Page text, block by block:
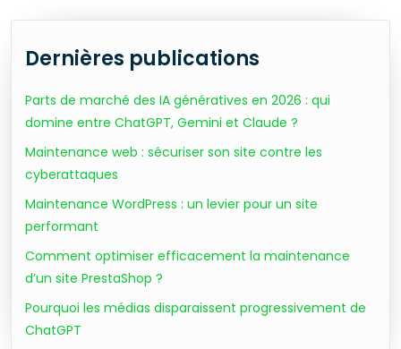
Dernières publications
Parts de marché des IA génératives en 2026 : qui
domine entre ChatGPT, Gemini et Claude ?
Maintenance web : sécuriser son site contre les
cyberattaques
Maintenance WordPress : un levier pour un site
performant
Comment optimiser efficacement la maintenance
d’un site PrestaShop ?
Pourquoi les médias disparaissent progressivement de
ChatGPT